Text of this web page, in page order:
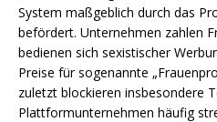
System maßgeblich durch das
befördert. Unternehmen zahlen
bedienen sich sexistischer
Preise für sogenannte
zuletzt blockieren insbesondere
Plattformunternehmen häufig